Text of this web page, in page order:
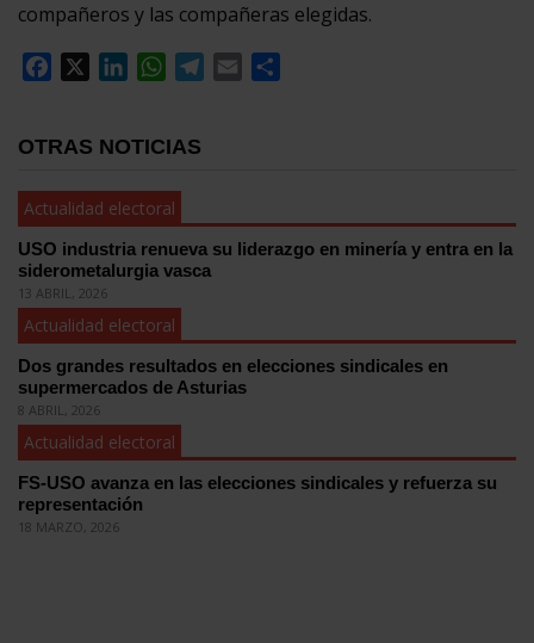
compañeros y las compañeras elegidas.
Facebook
LinkedInWhatsApp
Telegram
Email
OTRAS NOTICIAS
Actualidad electoral
USO industria renueva su liderazgo en minería y entra en la
siderometalurgia vasca
13 ABRIL, 2026
Actualidad electoral
Dos grandes resultados en elecciones sindicales en
supermercados de Asturias
8 ABRIL, 2026
Actualidad electoral
FS-USO avanza en las elecciones sindicales y refuerza su
representación
18 MARZO, 2026